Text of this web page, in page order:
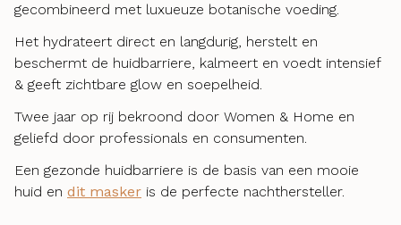
gecombineerd met luxueuze botanische voeding.
Het hydrateert direct en langdurig, herstelt en
beschermt de huidbarriere, kalmeert en voedt intensief
& geeft zichtbare glow en soepelheid.
Twee jaar op rij bekroond door Women & Home en
geliefd door professionals en consumenten.
Een gezonde huidbarriere is de basis van een mooie
huid en dit masker is de perfecte nachthersteller.